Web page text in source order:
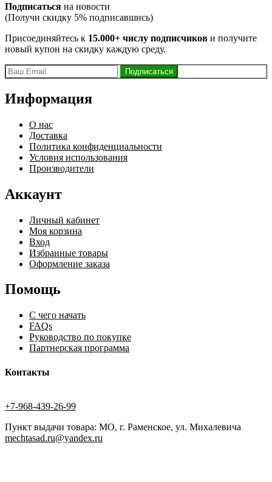
Подписаться на новости
(Получи скидку 5% подписавшись)
Присоединяйтесь к 15.000+ числу подписчиков и получите
новый купон на скидку каждую среду.
Информация
О нас
Доставка
Политика конфиденциальности
Условия использования
Производители
Аккаунт
Личный кабинет
Моя корзина
Вход
Избранные товары
Оформление заказа
Помощь
С чего начать
FAQs
Руководство по покупке
Партнерская программа
Контакты
+7-968-439-26-99
Пункт выдачи товара: МО, г. Раменское, ул. Михалевича
mechtasad.ru@yandex.ru